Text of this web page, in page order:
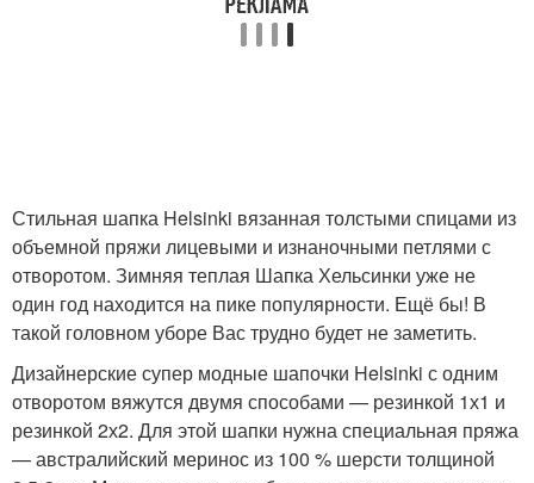
Стильная шапка Helsinki вязанная толстыми спицами из
объемной пряжи лицевыми и изнаночными петлями с
отворотом. Зимняя теплая Шапка Хельсинки уже не
один год находится на пике популярности. Ещё бы! В
такой головном уборе Вас трудно будет не заметить.
Дизайнерские супер модные шапочки Helsinki с одним
отворотом вяжутся двумя способами — резинкой 1х1 и
резинкой 2х2. Для этой шапки нужна специальная пряжа
— австралийский меринос из 100 % шерсти толщиной